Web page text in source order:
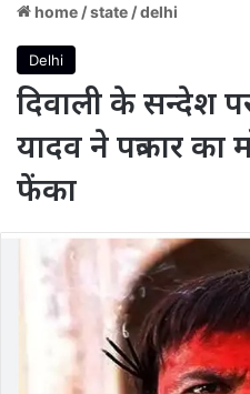
home /state /delhi
Delhi
दिवाली के सन्देश
यादव ने पत्रकार
फेंका